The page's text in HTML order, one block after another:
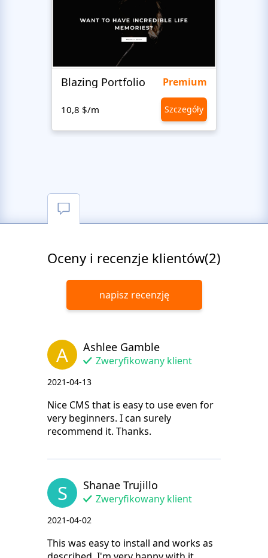
Blazing Portfolio Premium
10,8 $/m Szczegóły
Oceny i recenzje klientów(2)
napisz recenzję
A Ashlee Gamble
Zweryfikowany klient
2021-04-13
Nice CMS that is easy to use even for
very beginners. I can surely
recommend it. Thanks.
S Shanae Trujillo
Zweryfikowany klient
2021-04-02
This was easy to install and works as